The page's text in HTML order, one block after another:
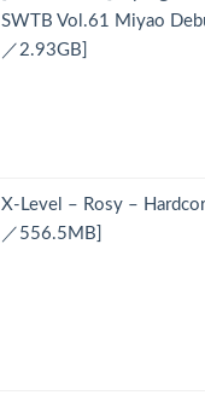
SWTB Vol.61 Miyao
／2.93GB]
X-Level – Rosy –
／556.5MB]